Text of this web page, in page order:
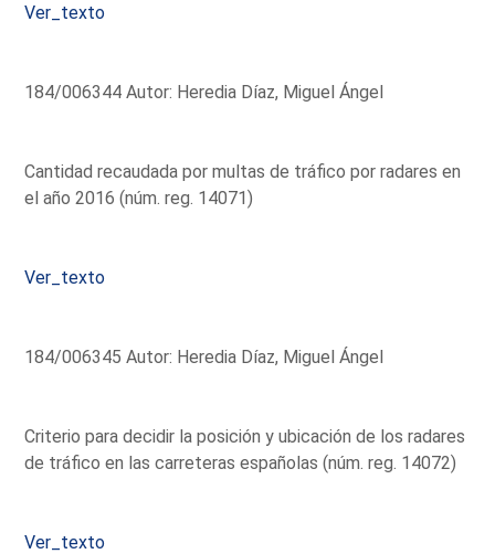
Ver_texto
184/006344 Autor: Heredia Díaz, Miguel Ángel
Cantidad recaudada por multas de tráfico por radares en
el año 2016 (núm. reg. 14071)
Ver_texto
184/006345 Autor: Heredia Díaz, Miguel Ángel
Criterio para decidir la posición y ubicación de los radares
de tráfico en las carreteras españolas (núm. reg. 14072)
Ver_texto